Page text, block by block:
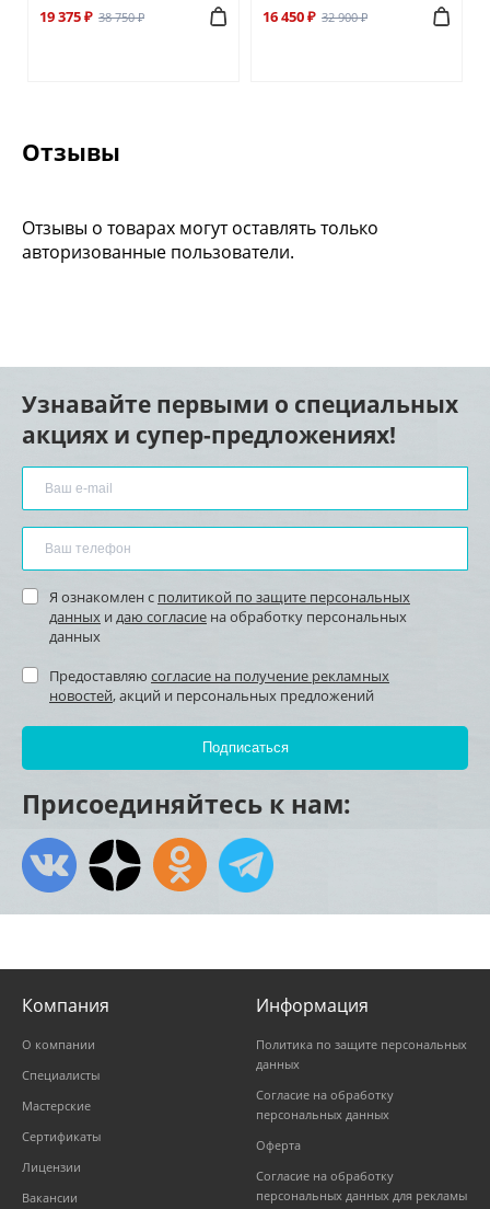
19 375 ₽ 38 750 ₽ 16 450 ₽ 32 900 ₽
Отзывы
Отзывы о товарах могут оставлять только
авторизованные пользователи.
Узнавайте первыми о специальных
акциях и супер-предложениях!
Я ознакомлен с политикой по защите персональных
данных и даю согласие на обработку персональных
данных
Предоставляю согласие на получение рекламных
новостей, акций и персональных предложений
Присоединяйтесь к нам:
Компания
О компании
Специалисты
Мастерские
Сертификаты
Лицензии
Вакансии
Информация
Политика по защите персональных
данных
Согласие на обработку
персональных данных
Оферта
Согласие на обработку
персональных данных для рекламы